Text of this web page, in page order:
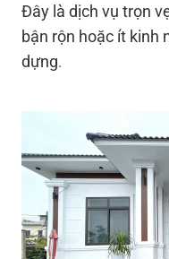
Đây là dịch vụ trọn
bận rộn hoặc ít kinh
dựng.